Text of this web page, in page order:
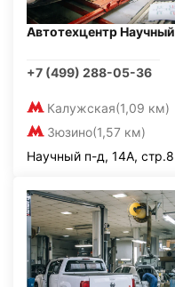
Автотехцентр Научный
+7 (499) 288-05-36
Калужская(1,09 км)
Зюзино(1,57 км)
Научный п-д, 14А, стр.8